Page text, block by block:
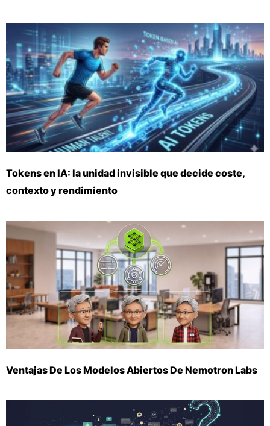
Tokens en IA: la unidad invisible que decide coste,
contexto y rendimiento
Ventajas De Los Modelos Abiertos De Nemotron Labs